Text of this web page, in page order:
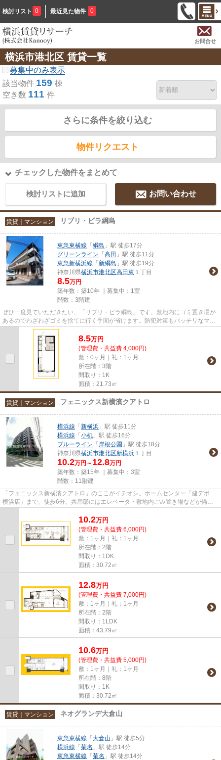
検討リスト 0 最近見た物件 0
お問合せ
横浜市港北区 賃貸一覧
募集中のみ表示
該当物件 159 棟
空き数 111 件
さらに条件を絞り込む
物件リクエスト
チェックした物件をまとめて
検討リストに追加 お問い合わせ
賃貸｜マンション リブリ・ビラ綱島
東急東横線 「 綱島 」駅 徒歩17分
グリーンライン 「 高田 」駅 徒歩11分
東急新横浜線 「 新綱島 」駅 徒歩19分
神奈川県横浜市港北区高田東 １丁目
8.5万円
築年数：築10年 ｜募集中： 1室
階数：3階建
ぜひ一度見ていただきたい、「リブリ・ビラ綱島」です。敷地内にゴミ置き場が
あるのでわざわざゴミを捨てに行く手間が省けます。防犯対策もバッチリなマン
ションタイプの物件です。最...
8.5万円
(管理費・共益費 4,000円)
敷：0ヶ月｜礼：1ヶ月
所在階：3階
間取り：1K
面積：21.73㎡
賃貸｜マンション フェニックス新横濱クアトロ
横浜線 「 新横浜 」駅 徒歩11分
横浜線 「 小机 」駅 徒歩16分
ブルーライン 「 岸根公園 」駅 徒歩18分
神奈川県横浜市港北区新横浜 １丁目
10.2万円～ 12.8万円
築年数：築15年 ｜募集中： 3室
階数：11階建
「フェニックス新横濱クアトロ」のここがイチオシ。ホームセンター「建デポ
横浜店」まで、徒歩6分。共用部にはエレベータ・敷地内ごみ置き場などが備わ
10.2万円
(管理費・共益費 6,000円)
敷：1ヶ月｜礼：1ヶ月
所在階：2階
間取り：1DK
面積：30.72㎡
12.8万円
(管理費・共益費 7,000円)
敷：1ヶ月｜礼：1ヶ月
所在階：2階
間取り：1LDK
面積：43.79㎡
10.6万円
(管理費・共益費 5,000円)
敷：1ヶ月｜礼：1ヶ月
所在階：8階
間取り：1K
面積：30.72㎡
賃貸｜マンション ネオグランデ大倉山
東急東横線 「 大倉山 」駅 徒歩5分
横浜線 「 菊名 」駅 徒歩14分
東急東横線 「 菊名 」駅 徒歩14分